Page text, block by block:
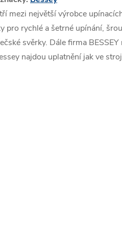
mezi největší výrobce
pro rychlé a šetrné upínání,
svěrky. Dále firma
najdou uplatnění jak ve